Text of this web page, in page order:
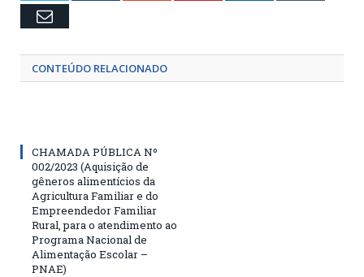
Email
CONTEÚDO RELACIONADO
CHAMADA PÚBLICA Nº
002/2023 (Aquisição de
gêneros alimentícios da
Agricultura Familiar e do
Empreendedor Familiar
Rural, para o atendimento ao
Programa Nacional de
Alimentação Escolar –
PNAE)